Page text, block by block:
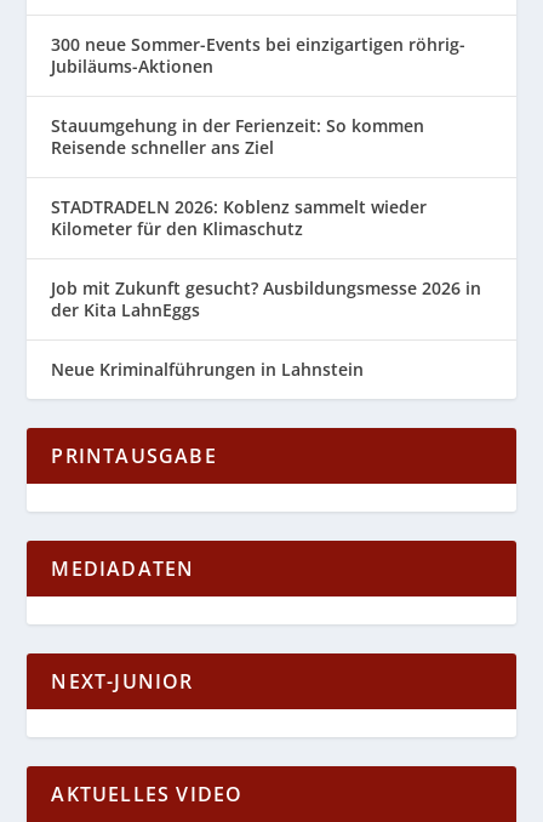
300 neue Sommer-Events bei einzigartigen röhrig-
Jubiläums-Aktionen
Stauumgehung in der Ferienzeit: So kommen
Reisende schneller ans Ziel
STADTRADELN 2026: Koblenz sammelt wieder
Kilometer für den Klimaschutz
Job mit Zukunft gesucht? Ausbildungsmesse 2026 in
der Kita LahnEggs
Neue Kriminalführungen in Lahnstein
PRINTAUSGABE
MEDIADATEN
NEXT-JUNIOR
AKTUELLES VIDEO